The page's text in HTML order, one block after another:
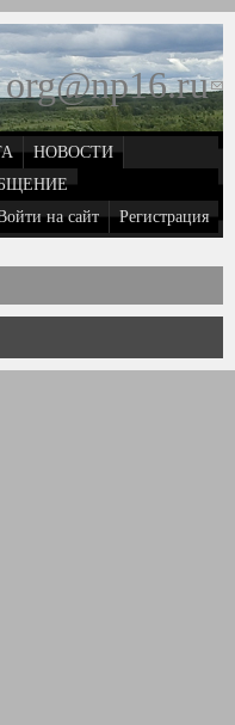
org@np16.ru
НОВОСТИ
на сайт
Регистрация